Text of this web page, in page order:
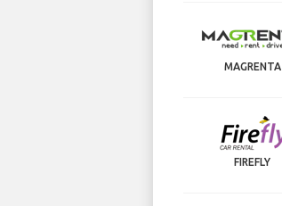
MAGRENTA
FIREFLY